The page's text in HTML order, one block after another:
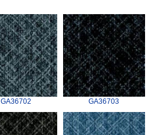
GA36702 GA36703